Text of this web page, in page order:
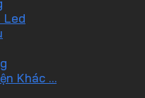
Led
Khác …